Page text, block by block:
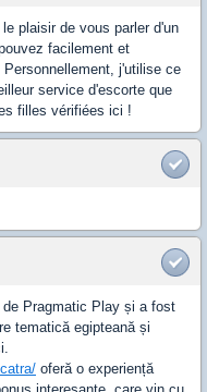
plaisir de vous parler d'un
facilement et
Personnellement, j'utilise ce
service d'escorte que
filles vérifiées ici !
Pragmatic Play și a fost
tematică egipteană și
oferă o experiență